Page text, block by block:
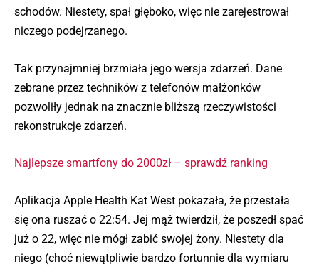
schodów. Niestety, spał głęboko, więc nie zarejestrował
niczego podejrzanego.
Tak przynajmniej brzmiała jego wersja zdarzeń. Dane
zebrane przez techników z telefonów małżonków
pozwoliły jednak na znacznie bliższą rzeczywistości
rekonstrukcje zdarzeń.
Najlepsze smartfony do 2000zł – sprawdź ranking
Aplikacja Apple Health Kat West pokazała, że przestała
się ona ruszać o 22:54. Jej mąż twierdził, że poszedł spać
już o 22, więc nie mógł zabić swojej żony. Niestety dla
niego (choć niewątpliwie bardzo fortunnie dla wymiaru